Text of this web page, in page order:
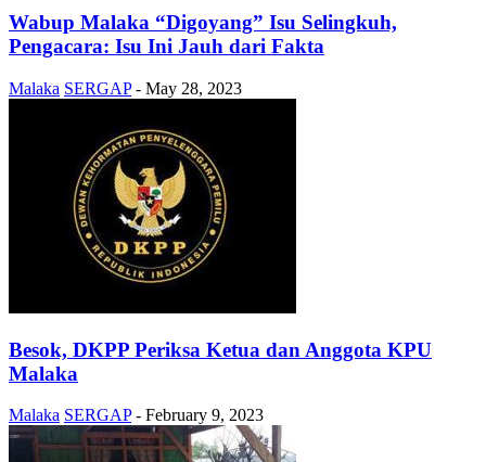
Wabup Malaka “Digoyang” Isu Selingkuh,
Pengacara: Isu Ini Jauh dari Fakta
Malaka SERGAP - May 28, 2023
Besok, DKPP Periksa Ketua dan Anggota KPU
Malaka
Malaka SERGAP - February 9, 2023